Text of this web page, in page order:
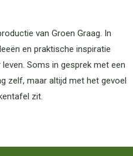
van Groen Graag. In
en praktische inspiratie
Soms in gesprek met een
zelf, maar altijd met het gevoel
zit.